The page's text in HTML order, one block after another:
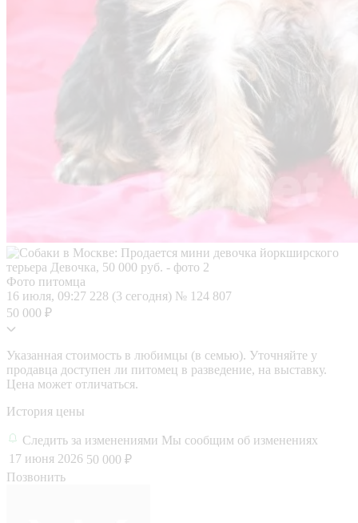
Фото питомца
16 июля, 09:27 228 (3 сегодня) № 124 807
50 000 ₽
Указанная стоимость в любимцы (в семью). Уточняйте у
продавца доступен ли питомец в разведение, на выставку.
Цена может отличаться.
История цены
Следить за изменениями Мы сообщим об изменениях
17 июня 2026 50 000 ₽
Позвонить